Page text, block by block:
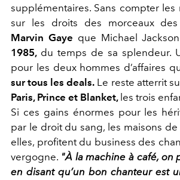
supplémentaires. Sans compter les
sur les droits des morceaux des
Marvin Gaye que Michael
1985, du temps de sa splendeur.
pour les deux hommes d’affaires
sur tous les deals. Le reste atterrit
Paris, Prince et Blanket, les trois
Si ces gains énormes pour les
par le droit du sang, les maisons
elles, profitent du business des
vergogne. "À la machine à café, on
en disant qu’un bon chanteur est